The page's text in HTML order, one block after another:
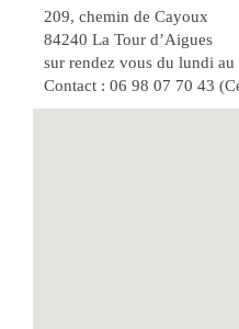
209, chemin de Cayoux
84240 La Tour d’Aigues
sur rendez vous du lundi au
Contact : 06 98 07 70 43